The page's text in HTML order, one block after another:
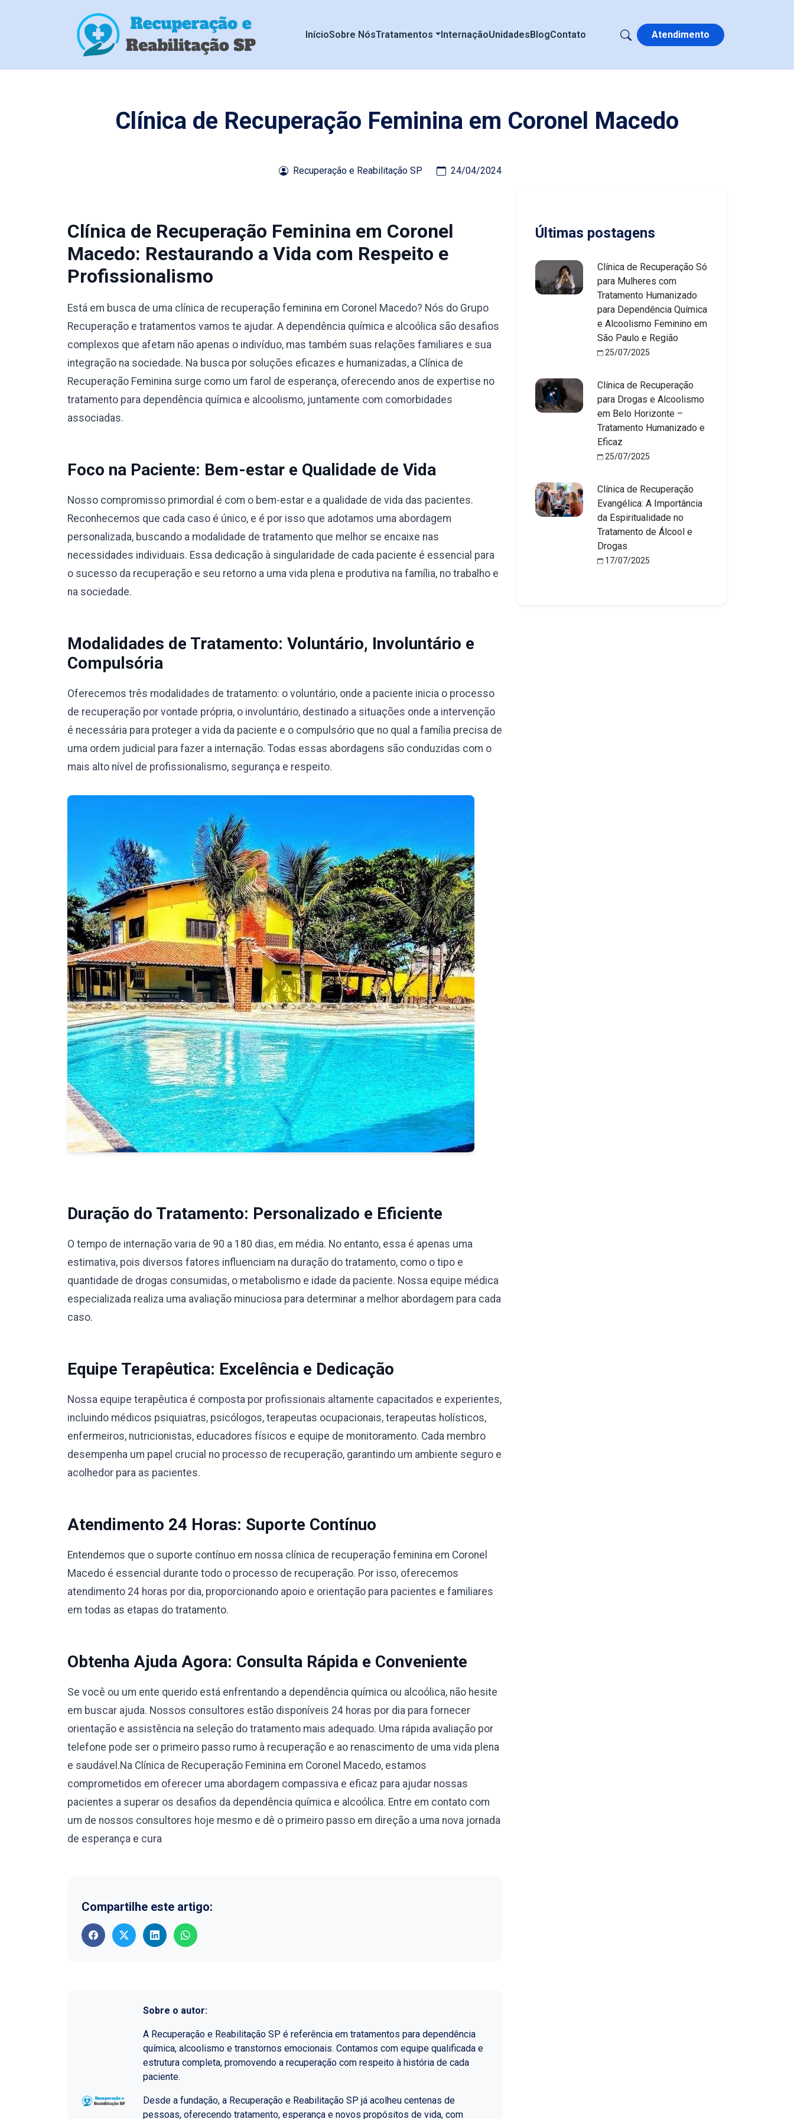
InícioSobre NósTratamentos InternaçãoUnidadesBlogContato Atendimento
Clínica de Recuperação Feminina em Coronel Macedo
Recuperação e Reabilitação SP 24/04/2024
Clínica de Recuperação Feminina em Coronel
Macedo: Restaurando a Vida com Respeito e
Profissionalismo
Está em busca de uma clínica de recuperação feminina em Coronel Macedo? Nós do Grupo
Recuperação e tratamentos vamos te ajudar. A dependência química e alcoólica são desafios
complexos que afetam não apenas o indivíduo, mas também suas relações familiares e sua
integração na sociedade. Na busca por soluções eficazes e humanizadas, a Clínica de
Recuperação Feminina surge como um farol de esperança, oferecendo anos de expertise no
tratamento para dependência química e alcoolismo, juntamente com comorbidades
associadas.
Foco na Paciente: Bem-estar e Qualidade de Vida
Nosso compromisso primordial é com o bem-estar e a qualidade de vida das pacientes.
Reconhecemos que cada caso é único, e é por isso que adotamos uma abordagem
personalizada, buscando a modalidade de tratamento que melhor se encaixe nas
necessidades individuais. Essa dedicação à singularidade de cada paciente é essencial para
o sucesso da recuperação e seu retorno a uma vida plena e produtiva na família, no trabalho e
na sociedade.
Modalidades de Tratamento: Voluntário, Involuntário e
Compulsória
Oferecemos três modalidades de tratamento: o voluntário, onde a paciente inicia o processo
de recuperação por vontade própria, o involuntário, destinado a situações onde a intervenção
é necessária para proteger a vida da paciente e o compulsório que no qual a família precisa de
uma ordem judicial para fazer a internação. Todas essas abordagens são conduzidas com o
mais alto nível de profissionalismo, segurança e respeito.
Duração do Tratamento: Personalizado e Eficiente
O tempo de internação varia de 90 a 180 dias, em média. No entanto, essa é apenas uma
estimativa, pois diversos fatores influenciam na duração do tratamento, como o tipo e
quantidade de drogas consumidas, o metabolismo e idade da paciente. Nossa equipe médica
especializada realiza uma avaliação minuciosa para determinar a melhor abordagem para cada
caso.
Equipe Terapêutica: Excelência e Dedicação
Nossa equipe terapêutica é composta por profissionais altamente capacitados e experientes,
incluindo médicos psiquiatras, psicólogos, terapeutas ocupacionais, terapeutas holísticos,
enfermeiros, nutricionistas, educadores físicos e equipe de monitoramento. Cada membro
desempenha um papel crucial no processo de recuperação, garantindo um ambiente seguro e
acolhedor para as pacientes.
Atendimento 24 Horas: Suporte Contínuo
Entendemos que o suporte contínuo em nossa clínica de recuperação feminina em Coronel
Macedo é essencial durante todo o processo de recuperação. Por isso, oferecemos
atendimento 24 horas por dia, proporcionando apoio e orientação para pacientes e familiares
em todas as etapas do tratamento.
Obtenha Ajuda Agora: Consulta Rápida e Conveniente
Se você ou um ente querido está enfrentando a dependência química ou alcoólica, não hesite
em buscar ajuda. Nossos consultores estão disponíveis 24 horas por dia para fornecer
orientação e assistência na seleção do tratamento mais adequado. Uma rápida avaliação por
telefone pode ser o primeiro passo rumo à recuperação e ao renascimento de uma vida plena
e saudável.Na Clínica de Recuperação Feminina em Coronel Macedo, estamos
comprometidos em oferecer uma abordagem compassiva e eficaz para ajudar nossas
pacientes a superar os desafios da dependência química e alcoólica. Entre em contato com
um de nossos consultores hoje mesmo e dê o primeiro passo em direção a uma nova jornada
de esperança e cura
Compartilhe este artigo:
Sobre o autor:
A Recuperação e Reabilitação SP é referência em tratamentos para dependência
química, alcoolismo e transtornos emocionais. Contamos com equipe qualificada e
estrutura completa, promovendo a recuperação com respeito à história de cada
paciente.
Desde a fundação, a Recuperação e Reabilitação SP já acolheu centenas de
pessoas, oferecendo tratamento, esperança e novos propósitos de vida, com
Últimas postagens
Clínica de Recuperação Só
para Mulheres com
Tratamento Humanizado
para Dependência Química
e Alcoolismo Feminino em
São Paulo e Região
25/07/2025
Clínica de Recuperação
para Drogas e Alcoolismo
em Belo Horizonte –
Tratamento Humanizado e
Eficaz
25/07/2025
Clínica de Recuperação
Evangélica: A Importância
da Espiritualidade no
Tratamento de Álcool e
Drogas
17/07/2025